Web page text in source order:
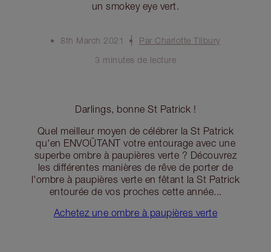
un smokey eye vert.
8th March 2021
Par Charlotte Tilbury
3 minutes de lecture
Darlings, bonne St Patrick !
Quel meilleur moyen de célébrer la St Patrick
qu'en ENVOÛTANT votre entourage avec une
superbe ombre à paupières verte ? Découvrez
les différentes manières de rêve de porter de
l'ombre à paupières verte en fêtant la St Patrick
entourée de vos proches cette année...
Achetez une ombre à paupières verte